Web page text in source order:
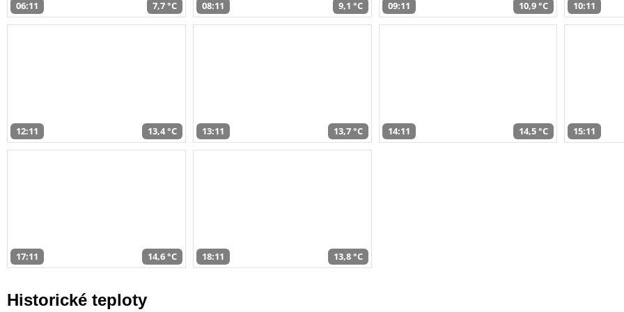
06:11 7,7 °C 08:11 9,1 °C 09:11 10,9 °C 10:11
12:11 13,4 °C 13:11 13,7 °C 14:11 14,5 °C 15:11
17:11 14,6 °C 18:11 13,8 °C
Historické teploty